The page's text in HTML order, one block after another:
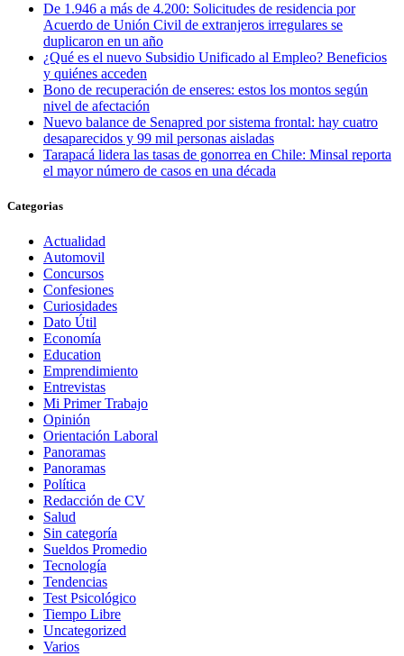
De 1.946 a más de 4.200: Solicitudes de residencia por
Acuerdo de Unión Civil de extranjeros irregulares se
duplicaron en un año
¿Qué es el nuevo Subsidio Unificado al Empleo? Beneficios
y quiénes acceden
Bono de recuperación de enseres: estos los montos según
nivel de afectación
Nuevo balance de Senapred por sistema frontal: hay cuatro
desaparecidos y 99 mil personas aisladas
Tarapacá lidera las tasas de gonorrea en Chile: Minsal reporta
el mayor número de casos en una década
Categorias
Actualidad
Automovil
Concursos
Confesiones
Curiosidades
Dato Útil
Economía
Education
Emprendimiento
Entrevistas
Mi Primer Trabajo
Opinión
Orientación Laboral
Panoramas
Panoramas
Política
Redacción de CV
Salud
Sin categoría
Sueldos Promedio
Tecnología
Tendencias
Test Psicológico
Tiempo Libre
Uncategorized
Varios